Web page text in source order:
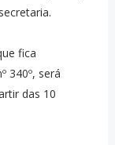
fica
340º, será
das 10